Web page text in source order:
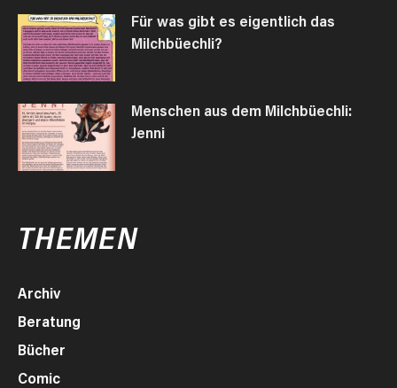
Für was gibt es eigentlich das
Milchbüechli?
Menschen aus dem Milchbüechli:
Jenni
THEMEN
Archiv
Beratung
Bücher
Comic